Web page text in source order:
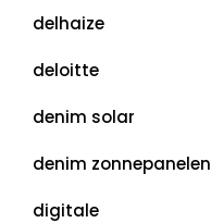
delhaize
deloitte
denim solar
denim zonnepanelen
digitale